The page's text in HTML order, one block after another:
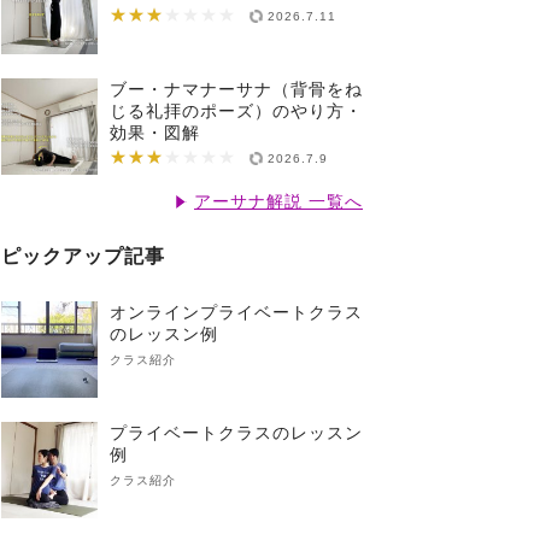
★★★
★★★★★★★ 2026.7.11
ブー・ナマナーサナ（背骨をね
じる礼拝のポーズ）のやり方・
効果・図解
★★★
★★★★★★★ 2026.7.9
アーサナ解説 一覧へ
ピックアップ記事
オンラインプライベートクラス
のレッスン例
クラス紹介
プライベートクラスのレッスン
例
クラス紹介